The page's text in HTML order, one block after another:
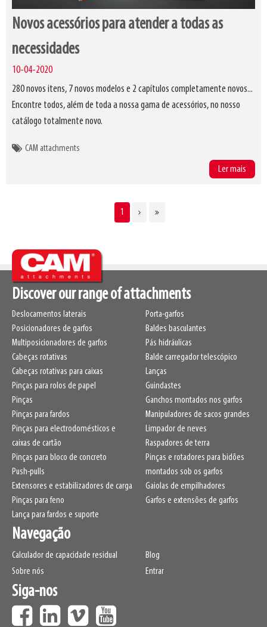
Novos acessórios para atender a todas as
necessidades
10-04-2020
280 novos itens, 7 novos modelos e 2 capítulos completamente novos...
Encontre todos, além de toda a nossa gama de acessórios, no nosso
catálogo totalmente novo.
CAM attachments
Ler mais
CURRENT
1
Discover our range of attachments
Deslocamentos laterais
Posicionadores de garfos
Multiposicionadores de garfos
Cabeças rotativas
Cabeças rotativas para caixas
Pinças para rolos de papel
Pinças
Pinças para fardos
Pinças para electrodomésticos e
caixas de cartão
Pinças para bloco de concreto
Push-pulls
Extensores e estabilizadores de carga
Pinças para feno
Lança para fardos e suporte
Porta-garfos
Baldes basculantes
Pás hidráulicas
Balde carregador telescópico
Lanças
Guindastes
Ganchos montados nos garfos
Manipuladores de sacos grandes
Limpador de neves
Raspadores de terra
Pinças e rotadores para bidões
montados sob os garfos
Gaiolas de empilhadores
Garfos e extensões de garfos
Navegação
Calculador de capacidade residual
Sobre nós
Blog
Entrar
Siga-nos